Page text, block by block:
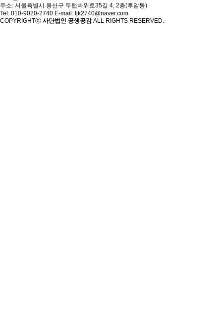
주소: 서울특별시 용산구 두텁바위로35길 4, 2층(후암동)
Tel: 010-9020-2740 E-mail: ljk2740@naver.com
COPYRIGHTⓒ 사단법인 공생공감ALL RIGHTS RESERVED.